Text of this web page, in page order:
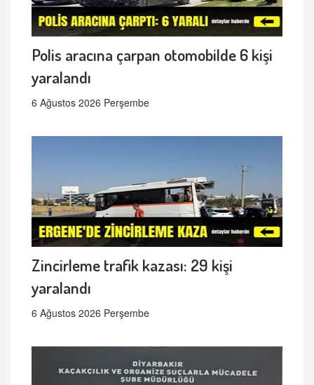
Polis aracına çarpan otomobilde 6 kişi
yaralandı
6 Ağustos 2026 Perşembe
Zincirleme trafik kazası: 29 kişi
yaralandı
6 Ağustos 2026 Perşembe